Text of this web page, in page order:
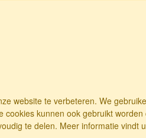
website te verbeteren. We
kunnen ook gebruikt worden
te delen. Meer informatie vindt